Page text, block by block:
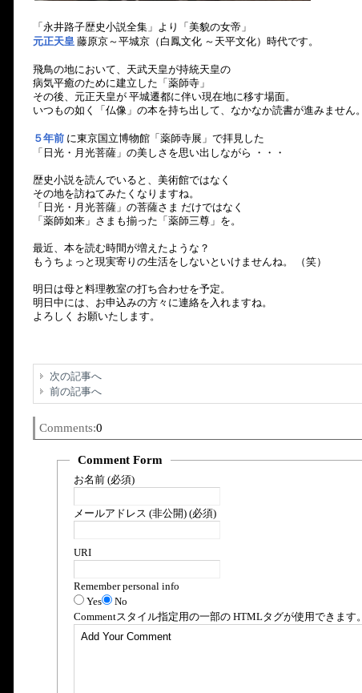
「永井路子歴史小説全集」より「美貌の女帝」
元正天皇 藤原京～平城京（白鳳文化 ～天平文化）時代です。
飛鳥の地において、天武天皇が持統天皇の
病気平癒のために建立した「薬師寺」
その後、元正天皇が 平城遷都に伴い現在地に移す場面。
いつもの如く「仏像」の本を持ち出して、なかなか読書が進みません。
５年前 に東京国立博物館「薬師寺展」で拝見した
「日光・月光菩薩」の美しさを思い出しながら ・・・
歴史小説を読んでいると、美術館ではなく
その地を訪ねてみたくなりますね。
「日光・月光菩薩」の菩薩さま だけではなく
「薬師如来」さまも揃った「薬師三尊」を。
最近、本を読む時間が増えたような？
もうちょっと現実寄りの生活をしないといけませんね。 （笑）
明日は母と料理教室の打ち合わせを予定。
明日中には、お申込みの方々に連絡を入れますね。
よろしく お願いたします。
次の記事へ
前の記事へ
Comments:0
Comment Form
お名前 (必須)
メールアドレス (非公開) (必須)
URI
Remember personal info
Yes
No
Commentスタイル指定用の一部の HTMLタグが使用できます。